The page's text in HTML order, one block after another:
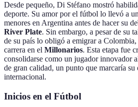
Desde pequeño, Di Stéfano mostró
deporte. Su amor por el fútbol lo llevó a
menores en Argentina antes de hacer su
River Plate. Sin embargo, a pesar de su
de su país lo obligó a emigrar a
carrera en el Millonarios. Esta etapa fue
consolidarse como un jugador innovador
de gran calidad, un punto que marcaría
internacional.
Inicios en el Fútbol